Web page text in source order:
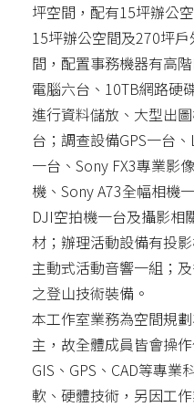
坪空間，配有15坪辦公空
15坪辦公空間及270坪戶
間，配置事務機器有高階
電腦六台、10TB網路硬
進行資料儲放、大型出
台；調查設備GPS一台、
一台、Sony FX3專業影
機、Sony A73全幅相機
DJI空拍機一台及攝影相
材；辦理活動設備有投影
主動式活動音響一組；
之登山技術裝備。
本工作室業務為空間規
主，故全體成員皆會操
GIS、GPS、CAD等專業
軟、硬體技術，另因工